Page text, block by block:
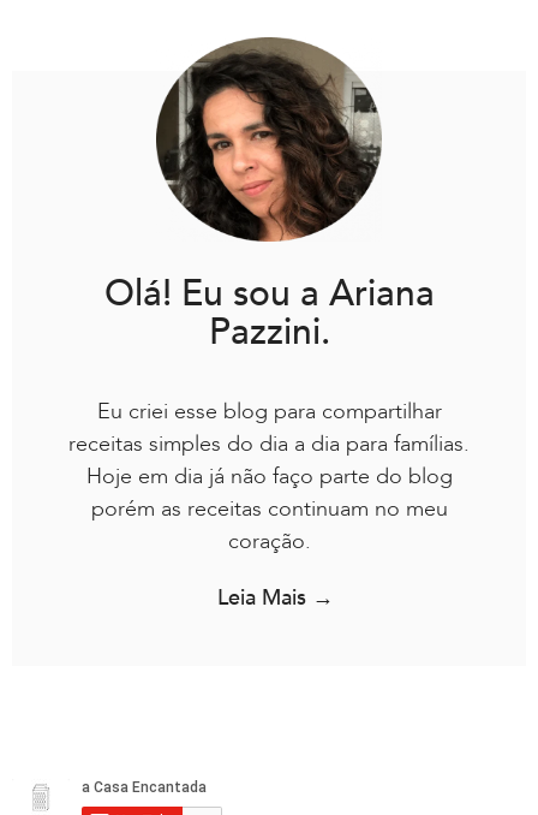
Olá! Eu sou a Ariana
Pazzini.
Eu criei esse blog para compartilhar
receitas simples do dia a dia para famílias.
Hoje em dia já não faço parte do blog
porém as receitas continuam no meu
coração.
Leia Mais →